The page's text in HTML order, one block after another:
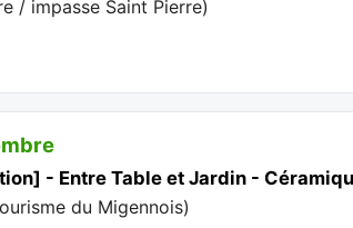
/ impasse Saint Pierre)
- Entre Table et Jardin -
du Migennois)